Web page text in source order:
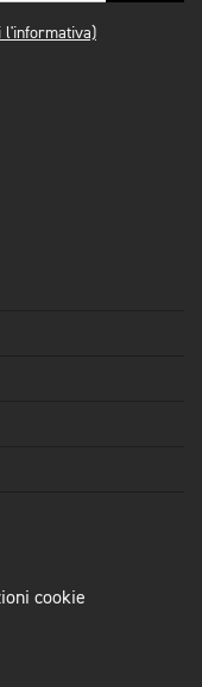
l'informativa)
cookie